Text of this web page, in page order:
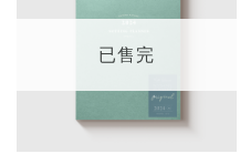
望輕
已售完